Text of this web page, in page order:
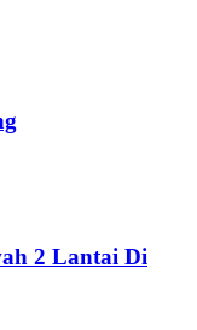
2 Lantai Di